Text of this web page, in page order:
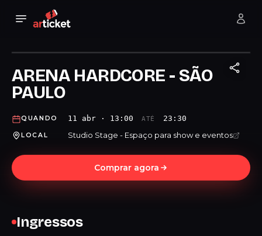
ARENA HARDCORE - SÃO
PAULO
QUANDO 11 abr · 13:00 ATÉ 23:30
LOCAL Studio Stage - Espaço para show e eventos
Comprar agora
Ingressos